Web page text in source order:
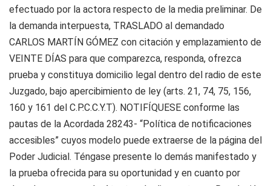
efectuado por la actora respecto de la media preliminar. De
la demanda interpuesta, TRASLADO al demandado
CARLOS MARTÍN GÓMEZ con citación y emplazamiento de
VEINTE DÍAS para que comparezca, responda, ofrezca
prueba y constituya domicilio legal dentro del radio de este
Juzgado, bajo apercibimiento de ley (arts. 21, 74, 75, 156,
160 y 161 del C.P.C.C.Y.T). NOTIFÍQUESE conforme las
pautas de la Acordada 28243- “Política de notificaciones
accesibles” cuyos modelo puede extraerse de la página del
Poder Judicial. Téngase presente lo demás manifestado y
la prueba ofrecida para su oportunidad y en cuanto por